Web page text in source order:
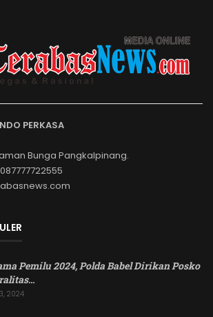
PERKASA
Bunga Pangkalpinang.
Pemilu 2024, Polda Babel Dirikan Posko
…
2024